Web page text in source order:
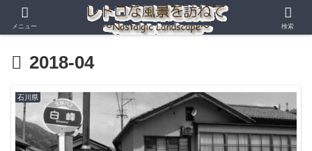
2018-04
石川県
メニュー 検索